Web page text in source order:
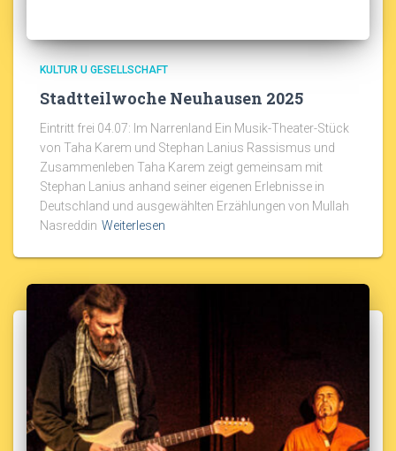
KULTUR U GESELLSCHAFT
Stadtteilwoche Neuhausen 2025
Eintritt frei 04.07: Im Narrenland Ein Musik-Theater-Stück
von Taha Karem und Stephan Lanius Rassismus und
Zusammenleben Taha Karem zeigt gemeinsam mit
Stephan Lanius anhand seiner eigenen Erlebnisse in
Deutschland und ausgewählten Erzählungen von Mullah
Nasreddin Weiterlesen